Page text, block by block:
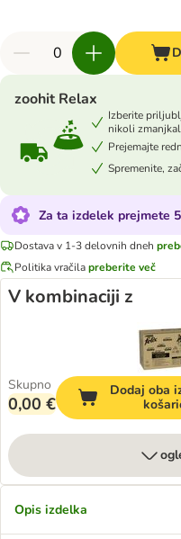
zoohit Relax
Izberite
nikoli
Prejemajte
Spremenite,
Za ta izdelek prejmete
Dostava v 1-3 delovnih dneh
Politika vračilapreberite več
V kombinaciji z
Skupno
0,00 €
Dodaj oba
Opis izdelka